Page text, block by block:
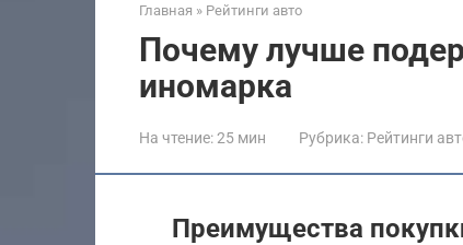
Главная » Рейтинги авто
Почему лучше
иномарка
На чтение:25 мин Рубрика: Рейтинги
Преимущества